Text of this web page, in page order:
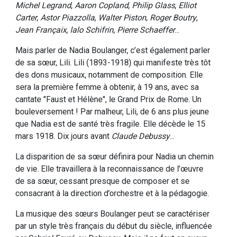
Michel Legrand, Aaron Copland, Philip Glass, Elliot
Carter, Astor Piazzolla, Walter Piston, Roger Boutry,
Jean Françaix, lalo Schifrin, Pierre Schaeffer...
Mais parler de Nadia Boulanger, c’est également parler
de sa sœur, Lili. Lili (1893-1918) qui manifeste très tôt
des dons musicaux, notamment de composition. Elle
sera la première femme à obtenir, à 19 ans, avec sa
cantate "Faust et Hélène", le Grand Prix de Rome. Un
bouleversement ! Par malheur, Lili, de 6 ans plus jeune
que Nadia est de santé très fragile. Elle décède le 15
mars 1918. Dix jours avant Claude Debussy...
La disparition de sa sœur définira pour Nadia un chemin
de vie. Elle travaillera à la reconnaissance de l’œuvre
de sa sœur, cessant presque de composer et se
consacrant à la direction d’orchestre et à la pédagogie.
La musique des sœurs Boulanger peut se caractériser
par un style très français du début du siècle, influencée